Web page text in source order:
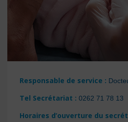
Responsable de service :
Tel Secrétariat : 0262 71 78 13
Horaires d’ouverture du